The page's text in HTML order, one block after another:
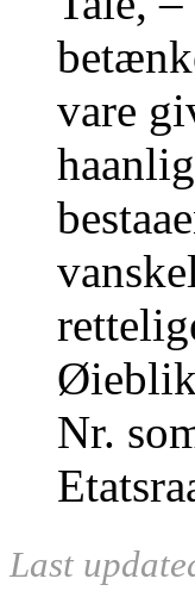
vare
Nr.
Last